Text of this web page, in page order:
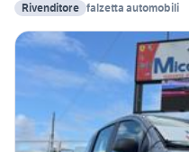
Rivenditore falzetta automobili